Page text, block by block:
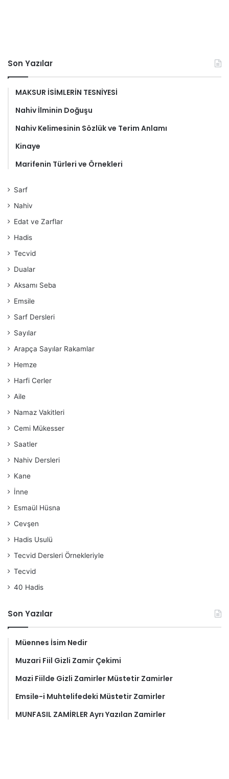
Son Yazılar
MAKSUR İSİMLERİN TESNİYESİ
Nahiv İlminin Doğuşu
Nahiv Kelimesinin Sözlük ve Terim Anlamı
Kinaye
Marifenin Türleri ve Örnekleri
Sarf
Nahiv
Edat ve Zarflar
Hadis
Tecvid
Dualar
Aksamı Seba
Emsile
Sarf Dersleri
Sayılar
Arapça Sayılar Rakamlar
Hemze
Harfi Cerler
Aile
Namaz Vakitleri
Cemi Mükesser
Saatler
Nahiv Dersleri
Kane
İnne
Esmaül Hüsna
Cevşen
Hadis Usulü
Tecvid Dersleri Örnekleriyle
Tecvid
40 Hadis
Son Yazılar
Müennes İsim Nedir
Muzari Fiil Gizli Zamir Çekimi
Mazi Fiilde Gizli Zamirler Müstetir Zamirler
Emsile-i Muhtelifedeki Müstetir Zamirler
MUNFASIL ZAMİRLER Ayrı Yazılan Zamirler